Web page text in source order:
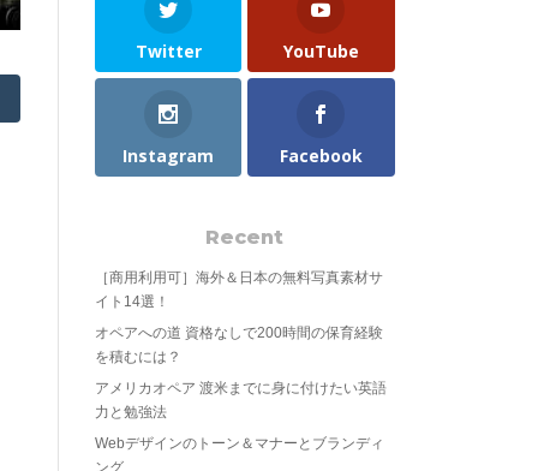
Twitter YouTube
Instagram Facebook
Recent
［商用利用可］海外＆日本の無料写真素材サ
イト14選！
オペアへの道 資格なしで200時間の保育経験
を積むには？
アメリカオペア 渡米までに身に付けたい英語
力と勉強法
Webデザインのトーン＆マナーとブランディ
ング